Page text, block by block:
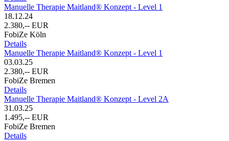
Manuelle Therapie Maitland® Konzept - Level 1
18.12.24
2.380,-- EUR
FobiZe Köln
Details
Manuelle Therapie Maitland® Konzept - Level 1
03.03.25
2.380,-- EUR
FobiZe Bremen
Details
Manuelle Therapie Maitland® Konzept - Level 2A
31.03.25
1.495,-- EUR
FobiZe Bremen
Details